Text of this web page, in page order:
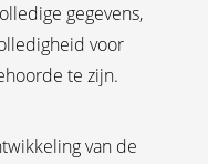
gegevens,
voor
te zijn.
van de